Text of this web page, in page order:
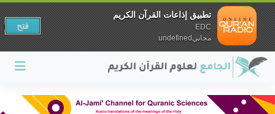
تطبيق إذاعات القرآن الكريم
EDC
مجانيundefined
فتح